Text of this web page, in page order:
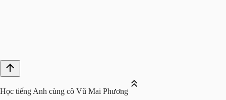
Học tiếng Anh cùng cô Vũ Mai Phương